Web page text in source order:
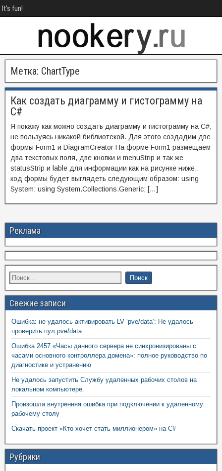
It's fun!
Метка: ChartType
Как создать диаграмму и гистограмму на
C#
Я покажу как можно создать диаграмму и гистограмму на C#,
не пользуясь никакой библиотекой. Для этого создадим две
формы Form1 и DiagramCreator На форме Form1 размещаем
два текстовых поля, две кнопки и menuStrip и так же
statusStrip и lable для информации как на рисунке ниже,:
код формы будет выглядеть следующим образом: using
System; using System.Collections.Generic; […]
Реклама
Свежие записи
Ошибка: не удалось активировать LV ‘pve/data’: Не удалось
проверить пул pve/data
Ошибка 2457 «Часы данного сервера не синхронизированы с
часами основного контроллера домена»: полное руководство по
диагностике и устранению
Не удалось запустить Службу удаленных рабочих столов на
локальном компьютере.
Произошла внутренняя ошибка при подключении к удаленному
рабочему столу
Скачать проект «Кто хочет стать миллионером» на C#
Рубрики